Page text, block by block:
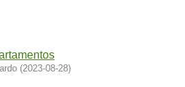
(2023-08-28)